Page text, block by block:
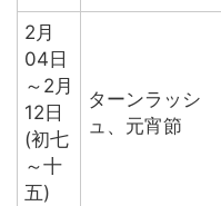
2月
04日
～2月
12日
(初七
～十
五)
ターンラッシ
ュ、元宵節